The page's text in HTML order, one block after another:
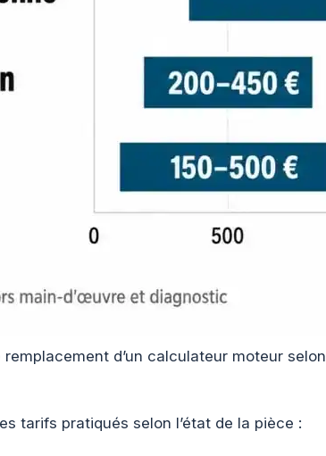
d’un calculateur moteur selon
tarifs pratiqués selon l’état de la pièce :